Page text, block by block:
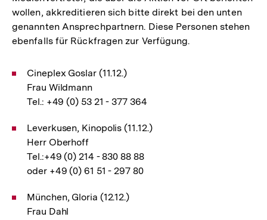
wollen, akkreditieren sich bitte direkt bei den unten
genannten Ansprechpartnern. Diese Personen stehen
ebenfalls für Rückfragen zur Verfügung.
Cineplex Goslar (11.12.)
Frau Wildmann
Tel.: +49 (0) 53 21 - 377 364
Leverkusen, Kinopolis (11.12.)
Herr Oberhoff
Tel.:+49 (0) 214 - 830 88 88
oder +49 (0) 61 51 - 297 80
München, Gloria (12.12.)
Frau Dahl